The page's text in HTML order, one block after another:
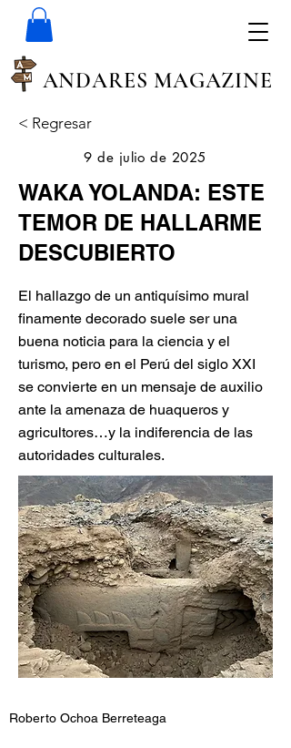
ANDARES MAGAZINE
< Regresar
9 de julio de 2025
WAKA YOLANDA: ESTE
TEMOR DE HALLARME
DESCUBIERTO
El hallazgo de un antiquísimo mural
finamente decorado suele ser una
buena noticia para la ciencia y el
turismo, pero en el Perú del siglo XXI
se convierte en un mensaje de auxilio
ante la amenaza de huaqueros y
agricultores…y la indiferencia de las
autoridades culturales.
Roberto Ochoa Berreteaga